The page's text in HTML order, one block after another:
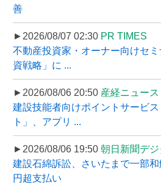
善
►2026/08/07 02:30 PR TIMES
不動産投資家・オーナー向けセ
資戦略」に ...
►2026/08/06 20:50 産経ニュース
建設技能者向けポイントサービ
ト」、アプリ ...
►2026/08/06 19:50 朝日新聞デ
建設石綿訴訟、さいたまで一部
円超支払い